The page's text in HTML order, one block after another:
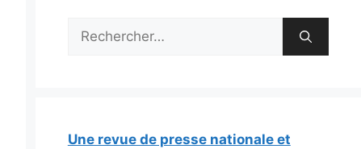
Rechercher :
Une revue de presse nationale et